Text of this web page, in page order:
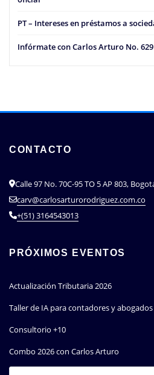
PT – Intereses en préstamos a
Infórmate con Carlos Arturo No. 629
CONTACTO
Calle 97 No. 70C-95 TO 5 AP 803,
carv@carlosarturorodriguez.com.co
+(51) 3164543013
PRÓXIMOS EVENTOS
Actualización Tributaria 2026
Taller de IA para contadores y abogados
Consultorio +10
Combo 2026 con Carlos Arturo